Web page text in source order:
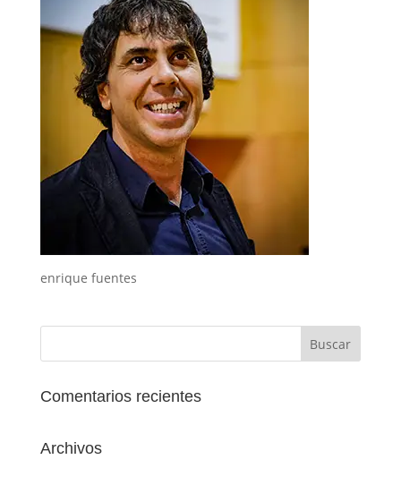
enrique fuentes
Comentarios recientes
Archivos